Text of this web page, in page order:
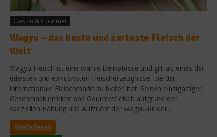
Gastro & Gourmet
Wagyu – das beste und zarteste Fleisch der
Welt
Wagyu-Fleisch ist eine wahre Delikatesse und gilt als eines der
edelsten und exklusivsten Fleischerzeugnisse, die der
internationale Fleischmarkt zu bieten hat. Seinen einzigartigen
Geschmack erreicht das Gourmetfleisch aufgrund der
speziellen Haltung und Aufzucht der Wagyu-Rinder....
Weiterlesen